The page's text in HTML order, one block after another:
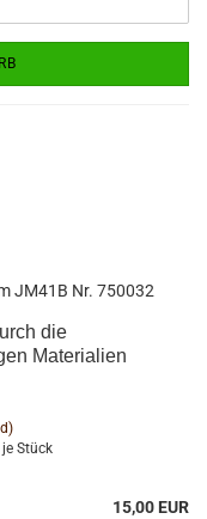
JM41B Nr. 750032
die
Materialien
je Stück
15,00 EUR